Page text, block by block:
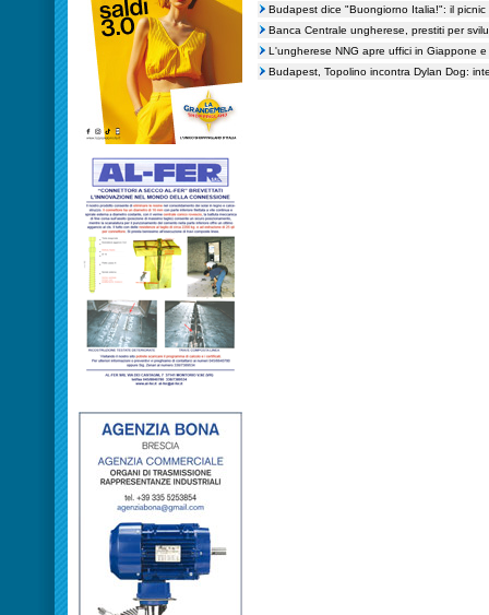
Budapest dice "Buongiorno Italia!": il
Banca Centrale ungherese, prestiti per
L'ungherese NNG apre uffici in Giappone e
Budapest, Topolino incontra Dylan Dog: